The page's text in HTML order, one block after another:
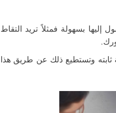
إليها بسهولة فمثلاً تريد التقاط
ثابته وتستطيع ذلك عن طريق هذا